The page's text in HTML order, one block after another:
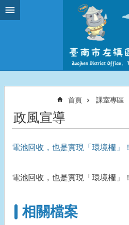
跳到主要內容區塊
首頁 課室專區
政風宣導
電池回收，也是實現「環境權」！
電池回收，也是實現「環境權」！
相關檔案